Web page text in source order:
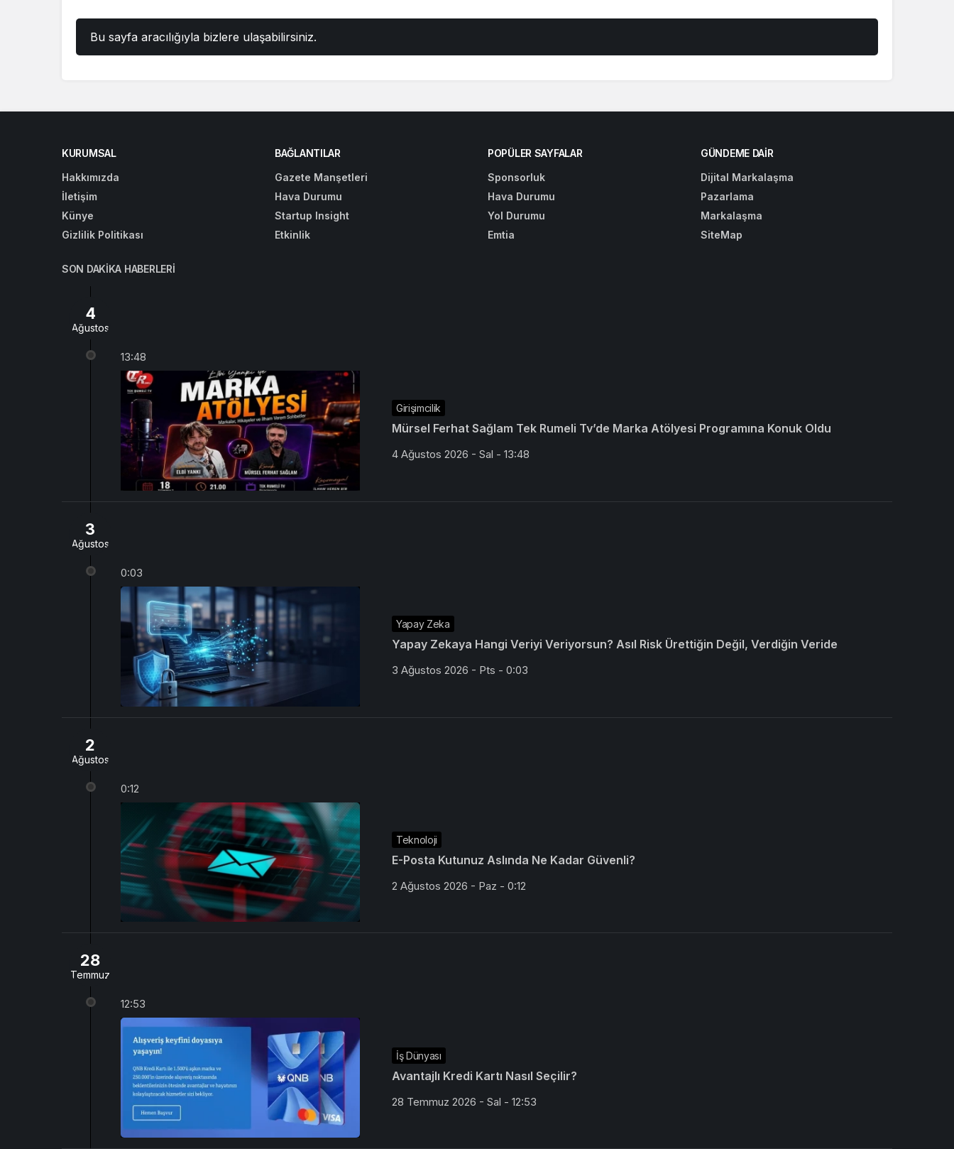
Bu sayfa aracılığıyla bizlere ulaşabilirsiniz.
KURUMSAL
Hakkımızda
İletişim
Künye
Gizlilik Politikası
BAĞLANTILAR
Gazete Manşetleri
Hava Durumu
Startup Insight
Etkinlik
POPÜLER SAYFALAR
Sponsorluk
Hava Durumu
Yol Durumu
Emtia
GÜNDEME DAIR
Dijital Markalaşma
Pazarlama
Markalaşma
SiteMap
SON DAKIKA HABERLERI
4
Ağustos
13:48
Girişimcilik
Mürsel Ferhat Sağlam Tek Rumeli Tv’de Marka Atölyesi Programına Konuk Oldu
4 Ağustos 2026 - Sal - 13:48
3
Ağustos
0:03
Yapay Zeka
Yapay Zekaya Hangi Veriyi Veriyorsun? Asıl Risk Ürettiğin Değil, Verdiğin Veride
3 Ağustos 2026 - Pts - 0:03
2
Ağustos
0:12
Teknoloji
E-Posta Kutunuz Aslında Ne Kadar Güvenli?
2 Ağustos 2026 - Paz - 0:12
28
Temmuz
12:53
İş Dünyası
Avantajlı Kredi Kartı Nasıl Seçilir?
28 Temmuz 2026 - Sal - 12:53